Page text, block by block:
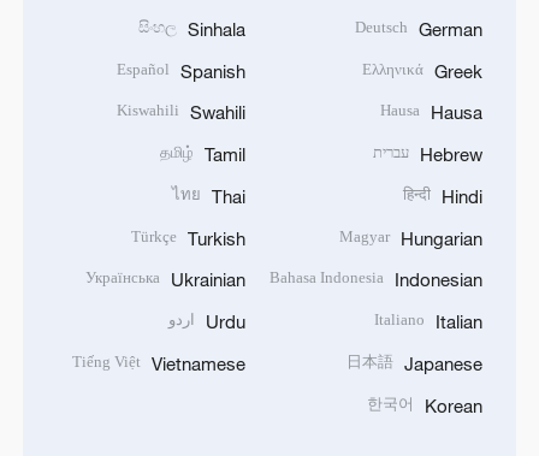
German
Deutsch
Greek
Ελληνικά
Hausa
Hausa
Hebrew עברית
Hindi
हिन्दी
Hungarian
Magyar
Indonesian
Bahasa Indonesia
Italian
Italiano
Japanese
日本語
Korean
한국어
Sinhala
සිංහල
Spanish
Español
Swahili
Kiswahili
Tamil
தமிழ்
Thai
ไทย
Turkish
Türkçe
Ukrainian
Українська
Urdu اردو
Vietnamese
Tiếng Việt